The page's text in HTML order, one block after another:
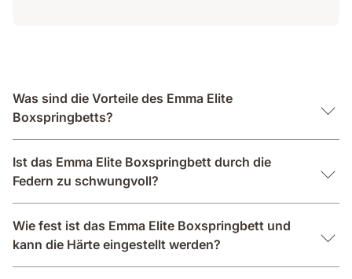
Was sind die Vorteile des Emma Elite
Boxspringbetts?
Ist das Emma Elite Boxspringbett durch die
Federn zu schwungvoll?
Wie fest ist das Emma Elite Boxspringbett und
kann die Härte eingestellt werden?